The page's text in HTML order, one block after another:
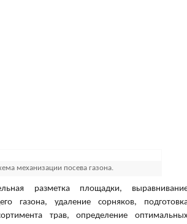
механизации посева газона.
разметка площадки,
газона, удаление сорняков,
трав, определение